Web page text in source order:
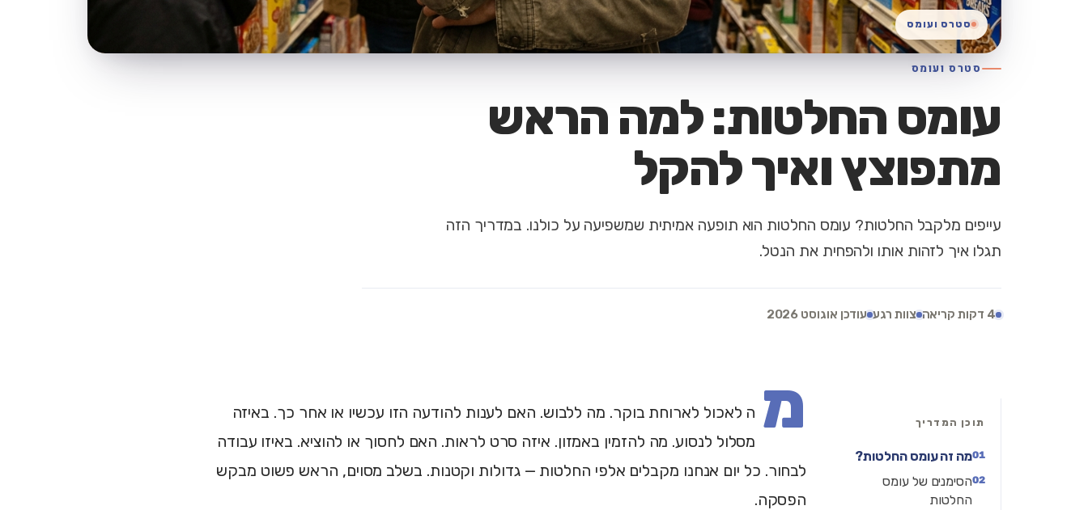
סטרס ועומס
עומס החלטות: למה הראש
מתפוצץ ואיך להקל
עייפים מלקבל החלטות? עומס החלטות הוא תופעה אמיתית שמשפיעה על כולנו. במדריך הזה
תגלו איך לזהות אותו ולהפחית את הנטל.
4 דקות קריאה צוות רגע עודכן אוגוסט 2026
סטרס ועומס
תוכן המדריך
מה זה עומס החלטות?
הסימנים של עומס
החלטות
מ ה לאכול לארוחת בוקר. מה ללבוש. האם לענות להודעה הזו עכשיו או אחר כך. באיזה
מסלול לנסוע. מה להזמין באמזון. איזה סרט לראות. האם לחסוך או להוציא. באיזו עבודה
לבחור. כל יום אנחנו מקבלים אלפי החלטות — גדולות וקטנות. בשלב מסוים, הראש פשוט מבקש
הפסקה.